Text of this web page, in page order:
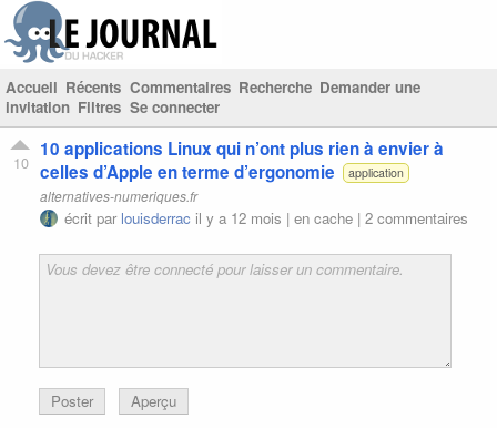
Accueil Récents Commentaires Recherche Demander une
invitation Filtres Se connecter
10
10 applications Linux qui n’ont plus rien à envier à
celles d’Apple en terme d’ergonomie
application
alternatives-numeriques.fr
écrit par louisderrac il y a 12 mois | en cache | 2 commentaires
Poster Aperçu